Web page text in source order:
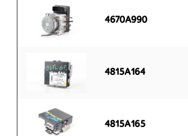
4670A990
4815A164
4815A165